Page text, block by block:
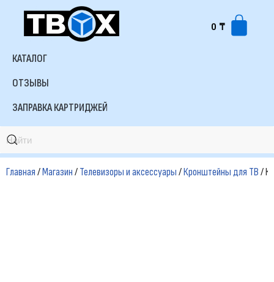
Перейти
содержимому
0 ₸
КАТАЛОГ
ОТЗЫВЫ
ЗАПРАВКА КАРТРИДЖЕЙ
Главная/Магазин/Телевизоры и аксессуары/Кронштейны для ТВ/